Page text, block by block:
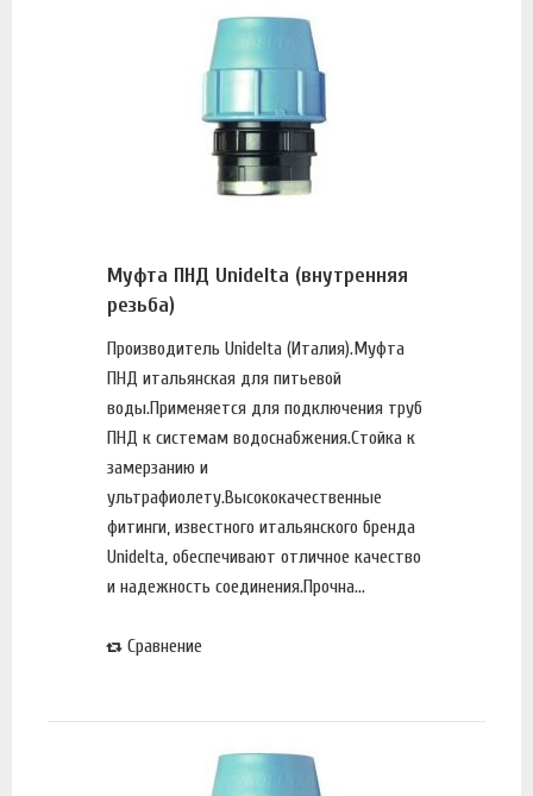
Муфта ПНД Unidelta (внутренняя
резьба)
Производитель Unidelta (Италия).Муфта
ПНД итальянская для питьевой
воды.Применяется для подключения труб
ПНД к системам водоснабжения.Стойка к
замерзанию и
ультрафиолету.Высококачественные
фитинги, известного итальянского бренда
Unidelta, обеспечивают отличное качество
и надежность соединения.Прочна...
Сравнение